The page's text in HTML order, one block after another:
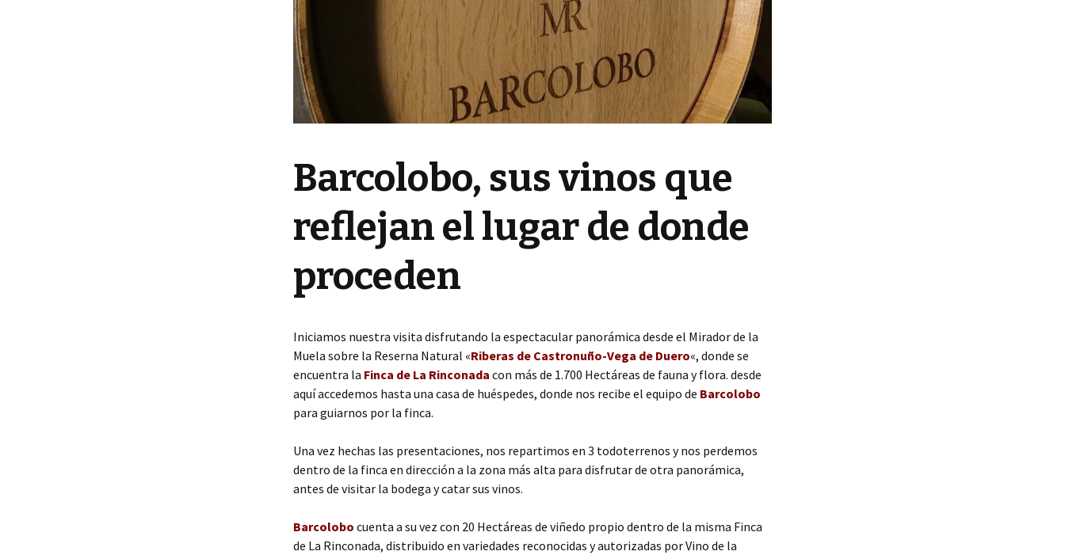
Barcolobo, sus vinos que
reflejan el lugar de donde
proceden
Iniciamos nuestra visita disfrutando la espectacular panorámica desde el Mirador de la
Muela sobre la Reserna Natural «Riberas de Castronuño-Vega de Duero«, donde se
encuentra la Finca de La Rinconada con más de 1.700 Hectáreas de fauna y flora. desde
aquí accedemos hasta una casa de huéspedes, donde nos recibe el equipo de Barcolobo
para guiarnos por la finca.
Una vez hechas las presentaciones, nos repartimos en 3 todoterrenos y nos perdemos
dentro de la finca en dirección a la zona más alta para disfrutar de otra panorámica,
antes de visitar la bodega y catar sus vinos.
Barcolobo cuenta a su vez con 20 Hectáreas de viñedo propio dentro de la misma Finca
de La Rinconada, distribuido en variedades reconocidas y autorizadas por Vino de la